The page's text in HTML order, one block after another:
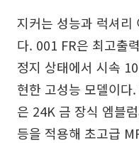
지커는 성능과 럭셔리
다. 001 FR은 최고출
정지 상태에서 시속
현한 고성능 모델이다
은 24K 금 장식 엠블
등을 적용해 초고급